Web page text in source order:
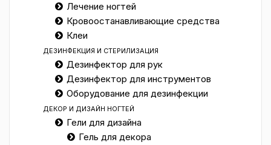
Лечение ногтей
Кровоостанавливающие средства
Клеи
ДЕЗИНФЕКЦИЯ И СТЕРИЛИЗАЦИЯ
Дезинфектор для рук
Дезинфектор для инструментов
Оборудование для дезинфекции
ДЕКОР И ДИЗАЙН НОГТЕЙ
Гели для дизайна
Гель для декора